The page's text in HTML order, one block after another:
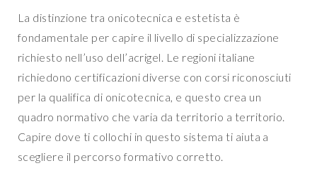
La distinzione tra onicotecnica e estetista è
fondamentale per capire il livello di specializzazione
richiesto nell’uso dell’acrigel. Le regioni italiane
richiedono certificazioni diverse con corsi riconosciuti
per la qualifica di onicotecnica, e questo crea un
quadro normativo che varia da territorio a territorio.
Capire dove ti collochi in questo sistema ti aiuta a
scegliere il percorso formativo corretto.